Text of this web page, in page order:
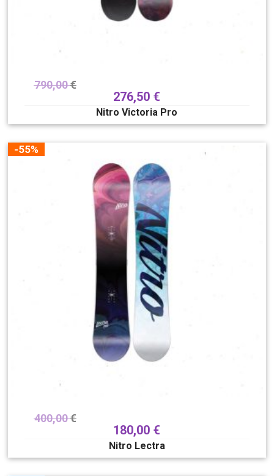
790,00€
276,50 €
Nitro Victoria Pro
-55%
400,00€
180,00 €
Nitro Lectra